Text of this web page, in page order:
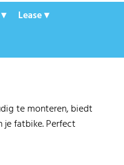
Lease ▾
te monteren, biedt
fatbike. Perfect